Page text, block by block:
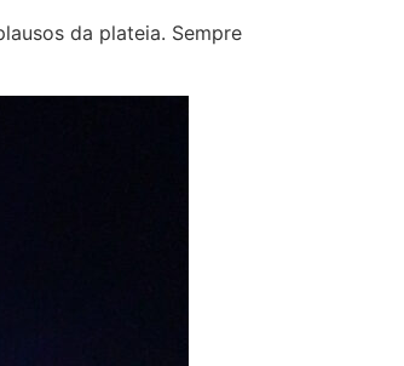
da plateia. Sempre